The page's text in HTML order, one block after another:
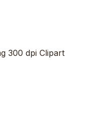
300 dpi Clipart